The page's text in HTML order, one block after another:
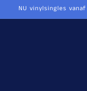
NU vinylsingles